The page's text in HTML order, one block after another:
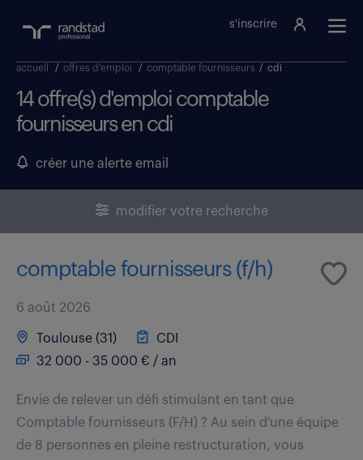
s'inscrire
accueil / offres d'emploi / comptable fournisseurs / cdi
14 offre(s) d'emploi comptable
fournisseurs en cdi
créer une alerte email
modifier votre recherche
comptable fournisseurs (f/h)
6 août 2026
Toulouse (31)
CDI
32 000 - 35 000 € / an
Envie de relever un défi stimulant en tant que
Comptable fournisseurs (F/H) ? Au sein d'une équipe
de 8 personnes en pleine restructuration, vous